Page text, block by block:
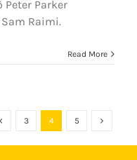
Peter Parker
Raimi.
Read More
3 4 5